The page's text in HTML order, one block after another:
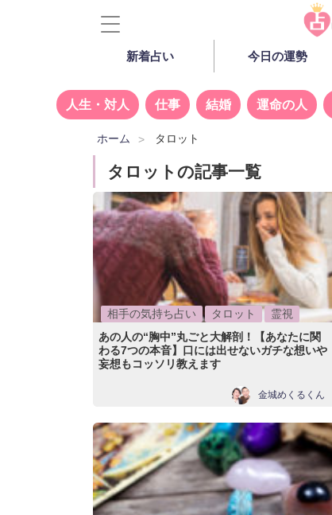
新着占い 今日の運勢
人生・対人 仕事 結婚 運命の人
ホーム タロット
タロットの記事一覧
相手の気持ち占い タロット
霊視
あの人の“胸中”丸ごと大解剖！【あなたに関
わる7つの本音】口には出せないガチな想いや
妄想もコッソリ教えます
金城めくるくん